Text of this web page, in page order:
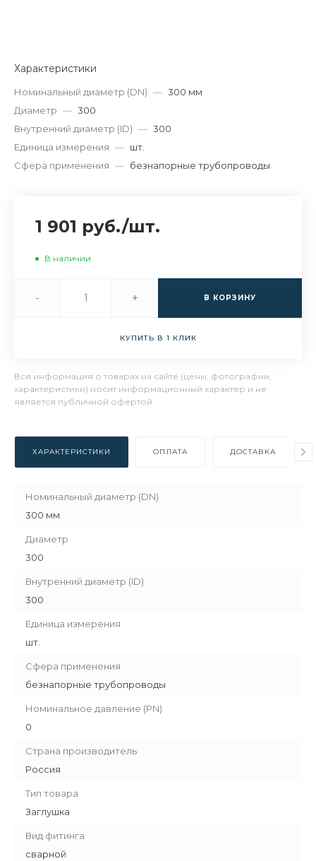
Характеристики
Номинальный диаметр (DN) — 300 мм
Диаметр — 300
Внутренний диаметр (ID) — 300
Единица измерения — шт.
Сфера применения — безнапорные трубопроводы
1 901 руб./шт.
В наличии
- + В КОРЗИНУ
КУПИТЬ В 1 КЛИК
Вся информация о товарах на сайте (цены, фотографии,
характеристики) носит информационный характер и не
является публичной офертой.
ХАРАКТЕРИСТИКИ ОПЛАТА ДОСТАВКА
Номинальный диаметр (DN)
300 мм
Диаметр
300
Внутренний диаметр (ID)
300
Единица измерения
шт.
Сфера применения
безнапорные трубопроводы
Номинальное давление (PN)
0
Страна производитель
Россия
Тип товара
Заглушка
Вид фитинга
сварной